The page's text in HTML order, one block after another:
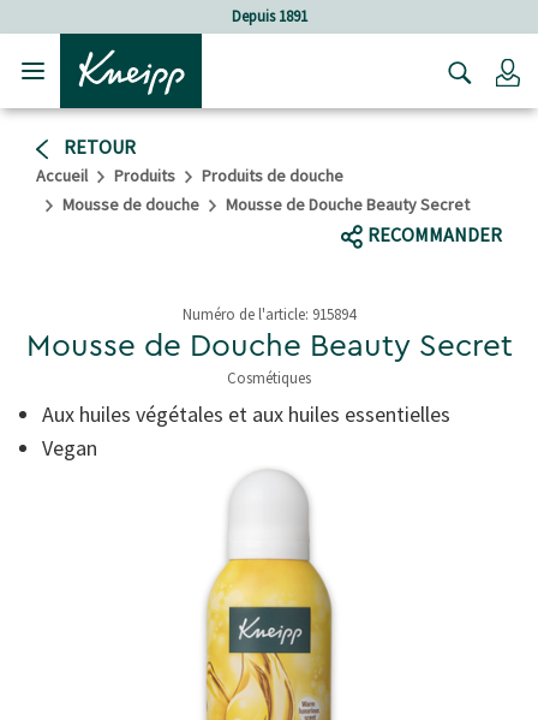
Sauter au contenu du pied de page
Depuis 1891
RETOUR
Accueil Produits
Produits de douche
Mousse de douche
Mousse de Douche Beauty Secret
RECOMMANDER
Numéro de l'article: 915894
Mousse de Douche Beauty Secret
Cosmétiques
3,5 de 5 étoiles
Aux huiles végétales et aux huiles essentielles
Vegan